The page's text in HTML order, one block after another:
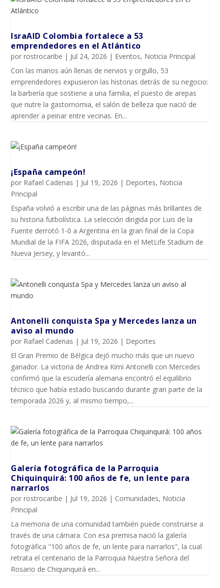
IsraAID Colombia fortalece a 53
emprendedores en el Atlántico
porrostrocaribe | Jul 24, 2026 | Eventos, Noticia Principal
Con las manos aún llenas de nervios y orgullo, 53
emprendedores expusieron las historias detrás de su negocio:
la barbería que sostiene a una familia, el puesto de arepas
que nutre la gastornomia, el salón de belleza que nació de
aprender a peinar entre vecinas. En...
¡España campeón!
por Rafael Cadenas | Jul 19, 2026 | Deportes, Noticia
Principal
España volvió a escribir una de las páginas más brillantes de
su historia futbolística. La selección dirigida por Luis de la
Fuente derrotó 1-0 a Argentina en la gran final de la Copa
Mundial de la FIFA 2026, disputada en el MetLife Stadium de
Nueva Jersey, y levantó...
Antonelli conquista Spa y Mercedes lanza un
aviso al mundo
por Rafael Cadenas | Jul 19, 2026 | Deportes
El Gran Premio de Bélgica dejó mucho más que un nuevo
ganador. La victoria de Andrea Kimi Antonelli con Mercedes
confirmó que la escudería alemana encontró el equilibrio
técnico que había estado buscando durante gran parte de la
temporada 2026 y, al mismo tiempo,...
Galería fotográfica de la Parroquia
Chiquinquirá: 100 años de fe, un lente para
narrarlos
porrostrocaribe | Jul 19, 2026 | Comunidades, Noticia
Principal
La memoria de una comunidad también puede construirse a
través de una cámara. Con esa premisa nació la galería
fotográfica "100 años de fe, un lente para narrarlos", la cual
retrata el centenario de la Parroquia Nuestra Señora del
Rosario de Chiquinquirá en...